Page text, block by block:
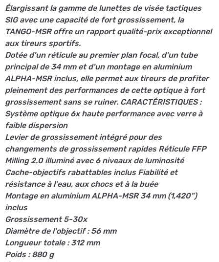
Élargissant la gamme de lunettes de visée tactiques
SIG avec une capacité de fort grossissement, la
TANGO-MSR offre un rapport qualité-prix exceptionnel
aux tireurs sportifs.
Dotée d'un réticule au premier plan focal, d'un tube
principal de 34 mm et d'un montage en aluminium
ALPHA-MSR inclus, elle permet aux tireurs de profiter
pleinement des performances de cette optique à fort
grossissement sans se ruiner. CARACTÉRISTIQUES :
Système optique 6x haute performance avec verre à
faible dispersion
Levier de grossissement intégré pour des
changements de grossissement rapides Réticule FFP
Milling 2.0 illuminé avec 6 niveaux de luminosité
Cache-objectifs rabattables inclus Fiabilité et
résistance à l'eau, aux chocs et à la buée
Montage en aluminium ALPHA-MSR 34 mm (1,420")
inclus
Grossissement 5-30x
Diamètre de l'objectif : 56 mm
Longueur totale : 312 mm
Poids : 880 g